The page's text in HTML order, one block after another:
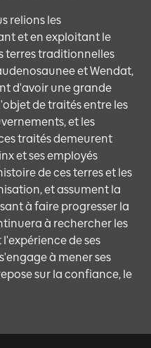
relions les
et en exploitant le
terres traditionnelles
et Wendat,
d'avoir une grande
de traités entre les
et les
traités demeurent
et ses employés
de ces terres et les
et assument la
à faire progresser la
à rechercher les
de ses
à mener ses
sur la confiance, le